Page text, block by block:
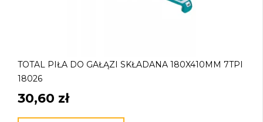
TOTAL PIŁA DO GAŁĄZI SKŁADANA 180X410MM 7TPI
18026
30,60 zł